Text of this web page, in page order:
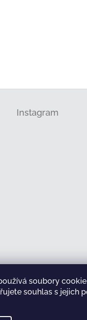
soubory
souhlas s jejich
Instagram